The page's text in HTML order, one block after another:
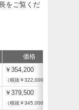
をご覧くだ
価格
￥354,200
（税抜￥322,000）
￥379,500
（税抜￥345,000）